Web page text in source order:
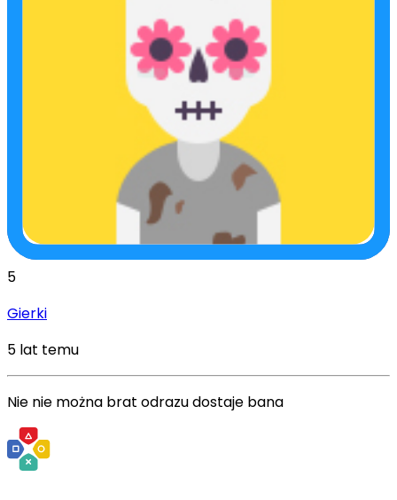
5
Gierki
5 lat temu
Nie nie można brat odrazu dostaje bana